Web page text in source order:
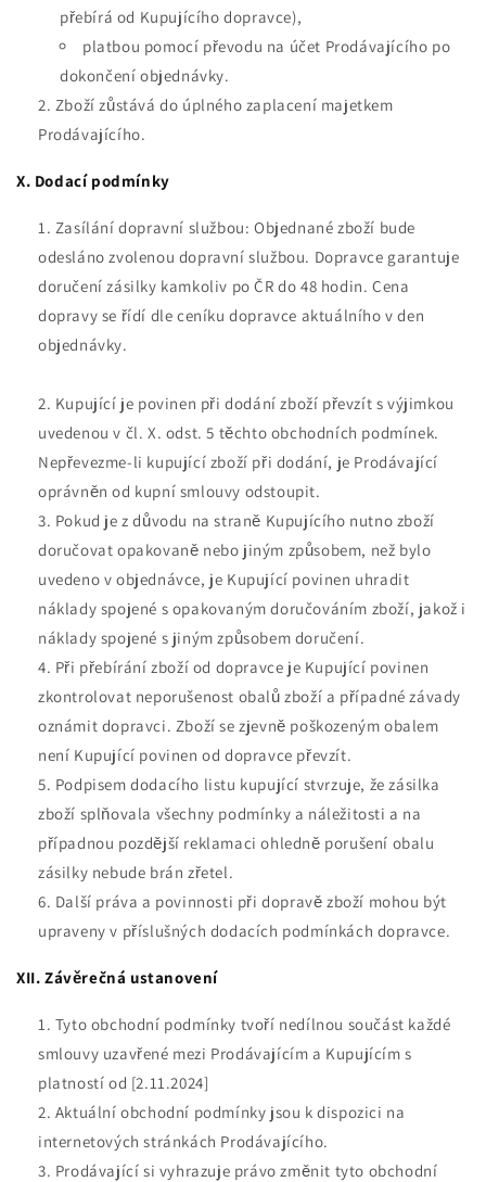
přebírá od Kupujícího dopravce),
platbou pomocí převodu na účet Prodávajícího po
dokončení objednávky.
Zboží zůstává do úplného zaplacení majetkem
Prodávajícího.
X. Dodací podmínky
Zasílání dopravní službou: Objednané zboží bude
odesláno zvolenou dopravní službou. Dopravce garantuje
doručení zásilky kamkoliv po ČR do 48 hodin. Cena
dopravy se řídí dle ceníku dopravce aktuálního v den
objednávky.
Kupující je povinen při dodání zboží převzít s výjimkou
uvedenou v čl. X. odst. 5 těchto obchodních podmínek.
Nepřevezme-li kupující zboží při dodání, je Prodávající
oprávněn od kupní smlouvy odstoupit.
Pokud je z důvodu na straně Kupujícího nutno zboží
doručovat opakovaně nebo jiným způsobem, než bylo
uvedeno v objednávce, je Kupující povinen uhradit
náklady spojené s opakovaným doručováním zboží, jakož i
náklady spojené s jiným způsobem doručení.
Při přebírání zboží od dopravce je Kupující povinen
zkontrolovat neporušenost obalů zboží a případné závady
oznámit dopravci. Zboží se zjevně poškozeným obalem
není Kupující povinen od dopravce převzít.
Podpisem dodacího listu kupující stvrzuje, že zásilka
zboží splňovala všechny podmínky a náležitosti a na
případnou pozdější reklamaci ohledně porušení obalu
zásilky nebude brán zřetel.
Další práva a povinnosti při dopravě zboží mohou být
upraveny v příslušných dodacích podmínkách dopravce.
XII. Závěrečná ustanovení
Tyto obchodní podmínky tvoří nedílnou součást každé
smlouvy uzavřené mezi Prodávajícím a Kupujícím s
platností od [2.11.2024]
Aktuální obchodní podmínky jsou k dispozici na
internetových stránkách Prodávajícího.
Prodávající si vyhrazuje právo změnit tyto obchodní